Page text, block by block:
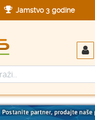
Jamstvo 3 godine
Designed in Germany
Made in Germany